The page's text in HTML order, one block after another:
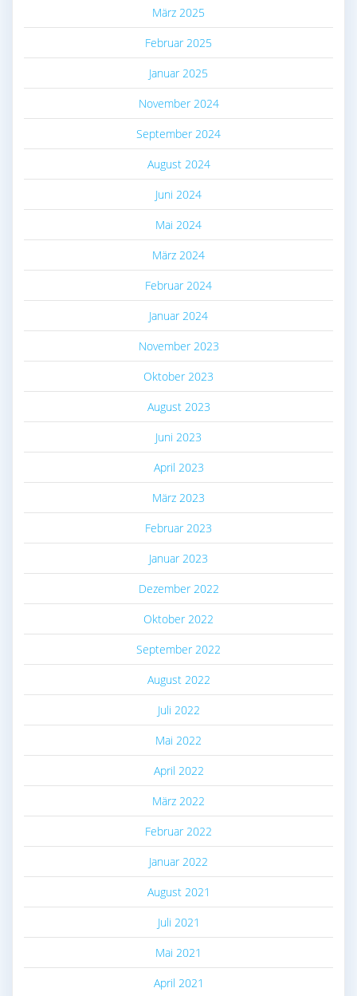
März 2025
Februar 2025
Januar 2025
November 2024
September 2024
August 2024
Juni 2024
Mai 2024
März 2024
Februar 2024
Januar 2024
November 2023
Oktober 2023
August 2023
Juni 2023
April 2023
März 2023
Februar 2023
Januar 2023
Dezember 2022
Oktober 2022
September 2022
August 2022
Juli 2022
Mai 2022
April 2022
März 2022
Februar 2022
Januar 2022
August 2021
Juli 2021
Mai 2021
April 2021